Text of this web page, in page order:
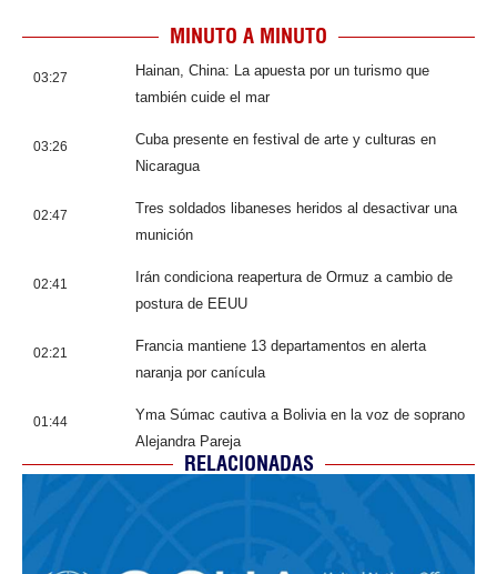
MINUTO A MINUTO
03:27
Hainan, China: La apuesta por un turismo que
también cuide el mar
03:26
Cuba presente en festival de arte y culturas en
Nicaragua
02:47
Tres soldados libaneses heridos al desactivar una
munición
02:41
Irán condiciona reapertura de Ormuz a cambio de
postura de EEUU
02:21
Francia mantiene 13 departamentos en alerta
naranja por canícula
01:44
Yma Súmac cautiva a Bolivia en la voz de soprano
Alejandra Pareja
RELACIONADAS